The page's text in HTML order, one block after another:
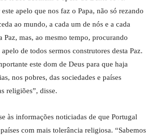
apelo que nos faz o Papa, não só rezando
ao mundo, a cada um de nós e a cada
Paz, mas, ao mesmo tempo, procurando
de todos sermos construtores desta Paz.
este dom de Deus para que haja
nos pobres, das sociedades e países
religiões”, disse.
às informações noticiadas de que Portugal
com mais tolerância religiosa. “Sabemos